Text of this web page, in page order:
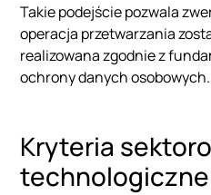
Takie podejście pozwala
operacja przetwarzania
realizowana zgodnie z
ochrony danych osobowych.
Kryteria
technologiczne